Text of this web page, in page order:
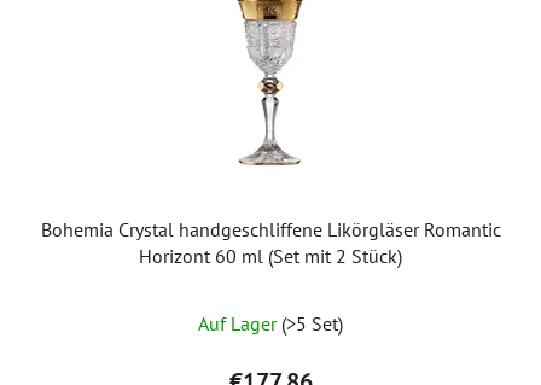
Bohemia Crystal handgeschliffene Likörgläser Romantic
Horizont 60 ml (Set mit 2 Stück)
Auf Lager (>5 Set)